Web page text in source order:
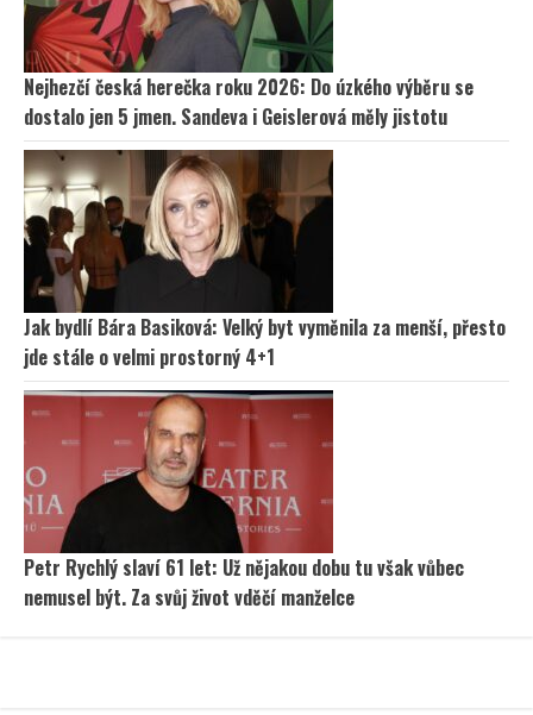
Nejhezčí česká herečka roku 2026: Do úzkého výběru se
dostalo jen 5 jmen. Sandeva i Geislerová měly jistotu
Jak bydlí Bára Basiková: Velký byt vyměnila za menší, přesto
jde stále o velmi prostorný 4+1
Petr Rychlý slaví 61 let: Už nějakou dobu tu však vůbec
nemusel být. Za svůj život vděčí manželce